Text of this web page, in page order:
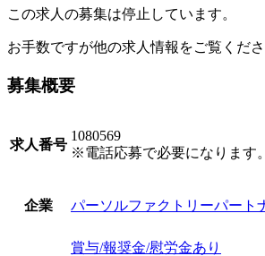
この求人の募集は停止しています。
お手数ですが他の求人情報をご覧くださ
募集概要
求人番号
1080569
※電話応募で必要になります。
企業 パーソルファクトリーパート
賞与/報奨金/慰労金あり